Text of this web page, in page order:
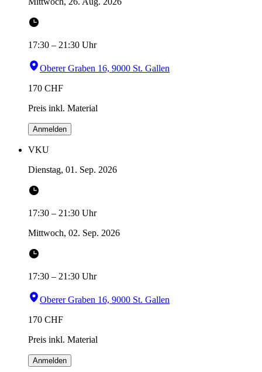
17:30 – 21:30 Uhr
Oberer Graben 16, 9000 St. Gallen
170 CHF
Preis inkl. Material
Anmelden
VKU
Dienstag, 01. Sep. 2026
17:30 – 21:30 Uhr
Mittwoch, 02. Sep. 2026
17:30 – 21:30 Uhr
Oberer Graben 16, 9000 St. Gallen
170 CHF
Preis inkl. Material
Anmelden